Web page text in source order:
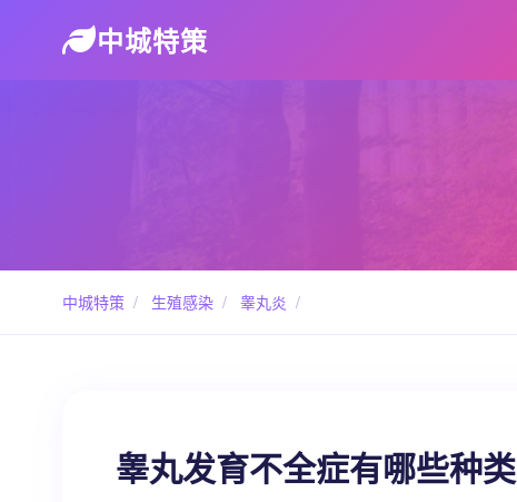
中城特策
中城特策 / 生殖感染 / 睾丸炎 /
睾丸发育不全症有哪些种类